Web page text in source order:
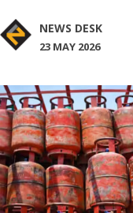
NEWS DESK
23 MAY 2026